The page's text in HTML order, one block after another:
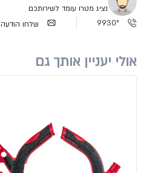
נציג מטרו עומד לשירותכם
*9930
שלחו הודעה
אולי יעניין אותך גם